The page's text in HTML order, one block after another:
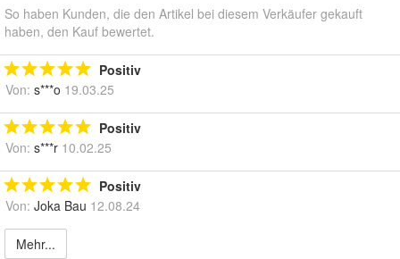
So haben Kunden, die den Artikel bei diesem Verkäufer gekauft
haben, den Kauf bewertet.
Positiv
Von: s***o 19.03.25
Positiv
Von: s***r 10.02.25
Positiv
Von: Joka Bau 12.08.24
Mehr...